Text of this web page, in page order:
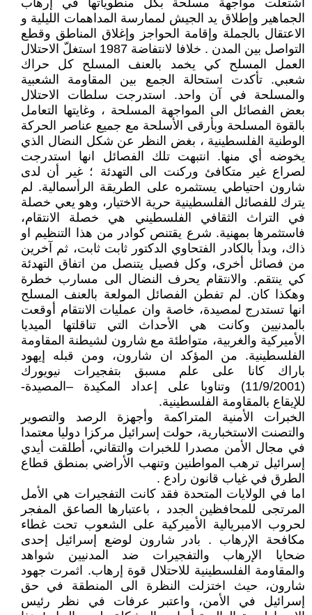
اشتعلت مواجهة مسلحة بكل منطوياتها في إرهاب
الجماهير وإطلاق يد الجيش لممارسة المداهمات الليلية و
الاعتقال بالجملة وإقامة الحواجز وإغلاق المناطق وقطع
التواصل بين المدن . خلافا لانتفاضة 1987 استغلّ الاحتلال
العمل المسلح كي يخمد بالعنف المسلح كل حراك
شعبي. تأكدت استحالة الجمع بين المقاومة الشعبية
والمسلحة في آن واحد. استدرجت سلطات الاحتلال
بعض الفصائل الى المواجهة المسلحة ، وغايتها التعامل
بالقوة المسلحة وبأرقى الأسلحة مع جميع عناصر الحركة
الوطنية الفلسطينية ، بغض النظر عن شكل النضال الذي
يخوضه أي منها. انتبهت تلك الفصائل انها استدرجت
لصراع غير متكافئ وركنت الى التهدئة ؛ غير أن لدى
شارون احتياطي يستثمره على الطريقة الرأسمالية. لم
يترك للفصائل الفلسطينية حرية الاختيار، وهو يعي خصلة
في التراث الثقافي الفلسطيني هي خصلة الانتقام،
فاستثمرها بمهنية. شرع يقتنص كوادر من هذا التنظيم او
ذاك، وبدأ بالكادر الفتحاوي الدكتور ثابت ثابت، ثم آخرين
من فصائل أخرى، وكل فصيل يتنصل من اتفاق التهدئة
كي ينتقم. والانتقام يحرف النضال الى مسارب خطرة
وهكذا كان. لم تفطن الفصائل المولعة بالعنف المسلح
انها تستدرج لمصيدة، خاصة وان عمليات الانتقام أوقعت
بالمدنيين وكانت هي الأحداث التي تناقلتها الميديا
الأميركية والغربية، متواطئة مع شارون لشيطنة المقاومة
الفلسطينية. من المؤكد ان شارون، ومن قبله إيهود
باراك كانا على علم مسبق بتفجيرات نيويورك
(11/9/2001) وتناوبا على إعداد المكيدة –المصيدة-
للإيقاع بالمقاومة الفلسطينية.
الخبرات الأمنية المتراكمة وأجهزة الرصد والتصوير
والتصنت الاستخبارية، حولت إسرائيل مركزا دوليا معتمدا
في مجال الأمن مصدرا للخبرات والتقاني، أطلقت أيدي
إسرائيل ترهب المواطنين وتنهب الأراضي بمنطق قطاع
الطرق في غياب قانون رادع .
اما في الولايات المتحدة فقد كانت التفجيرات هي الأمل
المرتجى للمحافظين الجدد ، باعتبارها الصاعق المفجر
لحروب الامبريالية الأميركية على الشعوب تحت غطاء
مكافحة الإرهاب . بادر شارون لوضع إسرائيل إحدى
ضحايا الإرهاب والتفجيرات ضد المدنيين شواهد
والمقاومة الفلسطينية للاحتلال قوة إرهاب. اثمرت جهود
شارون، حيث اختزلت النظرة الى المنطقة في حق
إسرائيل في الأمن، واعتبر عرفات في نظر رئيس